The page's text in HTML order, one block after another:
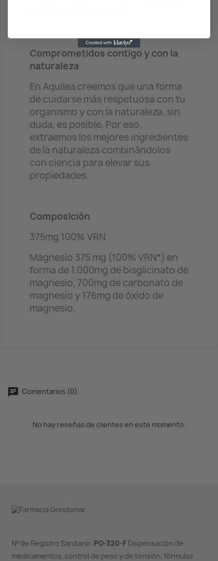
Comprometidos contigo y con la
naturaleza
En Aquilea creemos que una forma
de cuidarse más respetuosa con tu
organismo y con la naturaleza, sin
duda, es posible. Por eso,
extraemos los mejores ingredientes
de la naturaleza combinándolos
con ciencia para elevar sus
propiedades.
Composición
375mg 100% VRN
Magnesio 375 mg (100% VRN*) en
forma de 1.000mg de bisglicinato de
magnesio, 700mg de carbonato de
magnesio y 176mg de óxido de
magnesio.
Comentarios (0)
No hay reseñas de clientes en este momento.
Nº de Registro Sanitario: PO-320-FDispensación de
medicamentos, control de peso y de tensión, fórmulas